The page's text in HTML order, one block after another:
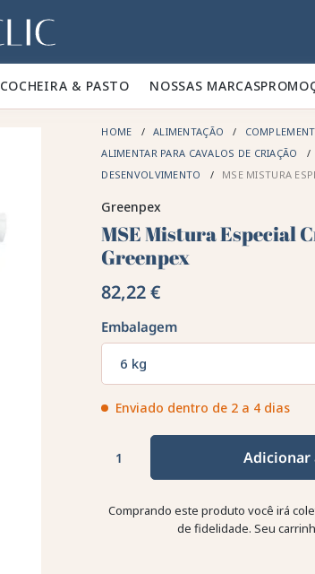
COCHEIRA & PASTO 🍃 NOSSAS MARCAS
HOME ALIMENTAÇÃO
ALIMENTAR PARA CAVALOS DE CRIAÇÃO
DESENVOLVIMENTO
MSE MISTURA
Greenpex
MSE Mistura Especial
Greenpex
82,22 €
Embalagem
6 kg
Enviado dentro de 2 a 4 dias
Adicionar
Comprando este produto você irá
de fidelidade. Seu